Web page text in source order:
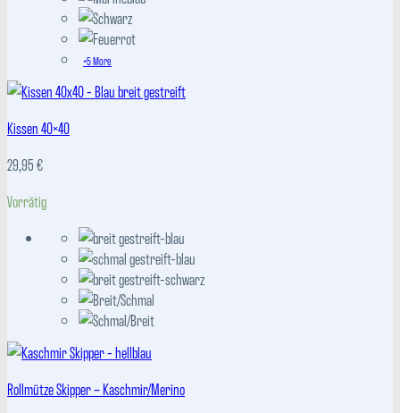
+5 More
Kissen 40×40
29,95€
Vorrätig
Rollmütze Skipper – Kaschmir/Merino